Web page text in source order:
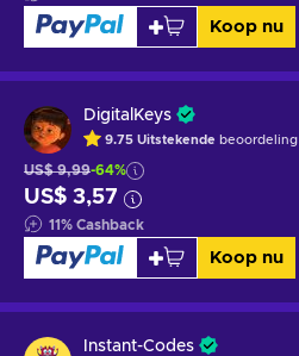
Koop nu
DigitalKeys
9.75 Uitstekende beoordeling
US$ 9,99-64%
US$ 3,57
11% Cashback
Koop nu
Instant-Codes